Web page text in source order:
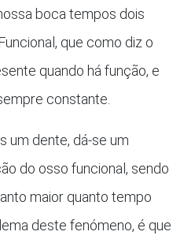
boca tempos dois
que como diz o
quando há função, e
constante.
um dente, dá-se um
do osso funcional, sendo
maior quanto tempo
deste fenómeno, é que